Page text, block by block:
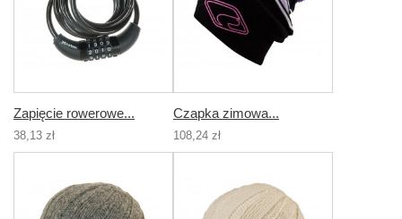
Zapięcie rowerowe...
38,13 zł
Czapka zimowa...
108,24 zł